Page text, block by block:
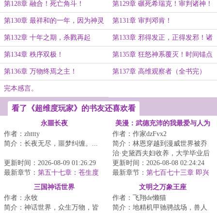
第128章 融合！死亡角斗！ 第129章 碾死希瑞克！审判诸神！
第130章 最祥和的一年，因为神灵
死了很多。
第131章 审判邓肯！
第132章 十年之期，杀戮再起 第133章 邪得发正，正得发邪！诸
神颤栗！
第134章 秩序双极！ 第135章 狂怒神系覆灭！时间锚点
第136章 万物终焉之主！ 第137章 高维观察者（全书完）
完本感言。
看了《超维度玩家》的书友还喜欢看
永噩长夜
作者：zhttty
简介：长夜无尽，噩梦纠缠。...
更新时间：2026-08-09 01:26:29
最新章节： 第五十七章：苍生度
尽，方证菩提
美漫：武德充沛的我最爱与人为
善
作者：作家dzFvx2
简介：林恩穿越到漫威世界被乔
治·史黛西夫妇收养，大学毕业后
成为纽约FBI一员，还以为自己这
辈子没有金...
更新时间：2026-08-08 02:24:24
最新章节： 第七百七十三章 即兴
三国神话世界
作者：永牧
简介：神话世界，众生万物，皆
文明之万象王座
作者：飞翔de懒猫
简介：地精机甲驰骋战场，兽人